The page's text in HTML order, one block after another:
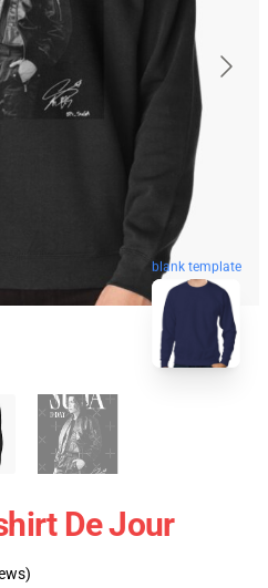
blank template
De Jour